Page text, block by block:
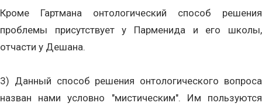
Кроме Гартмана онтологический способ решения
проблемы присутствует у Парменида и его школы,
отчасти у Дешана.
3) Данный способ решения онтологического вопроса
назван нами условно "мистическим". Им пользуются